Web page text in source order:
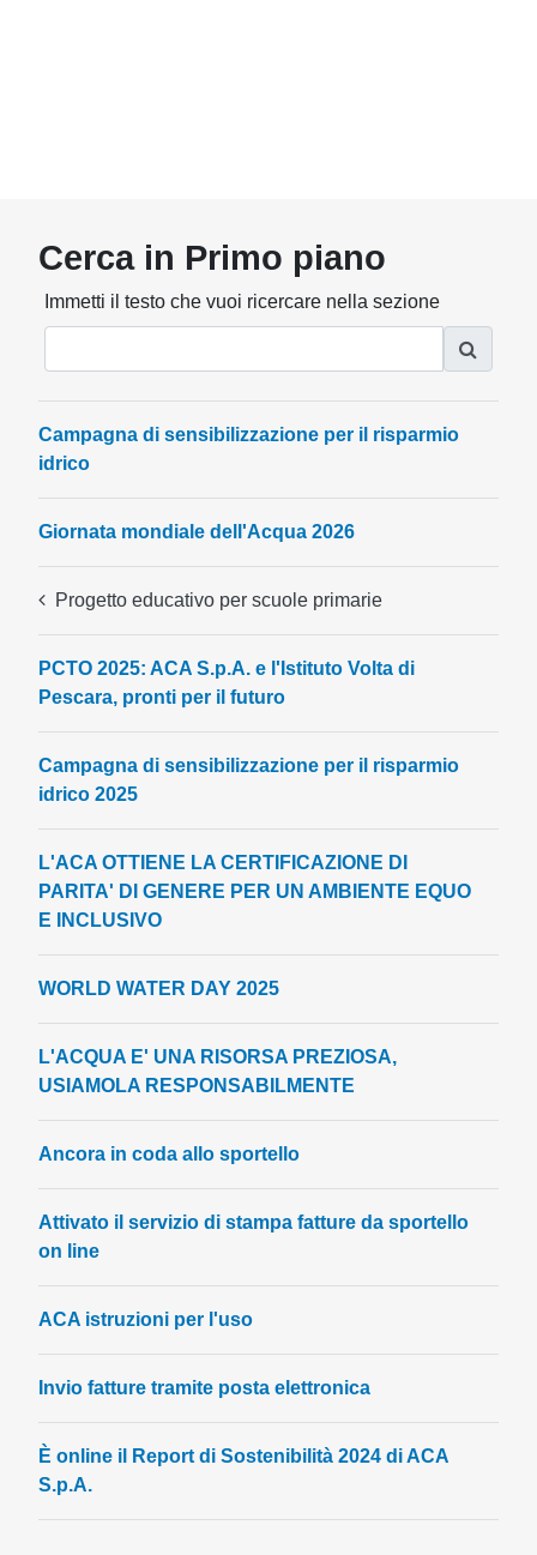
Cerca in Primo piano
Immetti il testo che vuoi ricercare nella sezione
Campagna di sensibilizzazione per il risparmio
idrico
Giornata mondiale dell'Acqua 2026
Progetto educativo per scuole primarie
PCTO 2025: ACA S.p.A. e l'Istituto Volta di
Pescara, pronti per il futuro
Campagna di sensibilizzazione per il risparmio
idrico 2025
L'ACA OTTIENE LA CERTIFICAZIONE DI
PARITA' DI GENERE PER UN AMBIENTE EQUO
E INCLUSIVO
WORLD WATER DAY 2025
L'ACQUA E' UNA RISORSA PREZIOSA,
USIAMOLA RESPONSABILMENTE
Ancora in coda allo sportello
Attivato il servizio di stampa fatture da sportello
on line
ACA istruzioni per l'uso
Invio fatture tramite posta elettronica
È online il Report di Sostenibilità 2024 di ACA
S.p.A.